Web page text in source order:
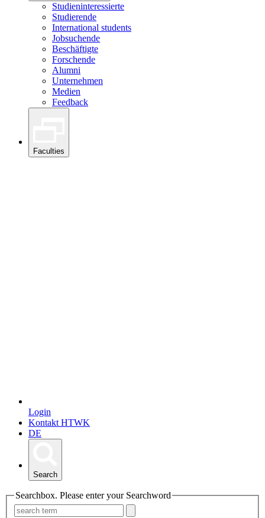
Studieninteressierte
Studierende
International students
Jobsuchende
Beschäftigte
Forschende
Alumni
Unternehmen
Medien
Feedback
Faculties
Login
Kontakt HTWK
DE
Search
Searchbox. Please enter your Searchword